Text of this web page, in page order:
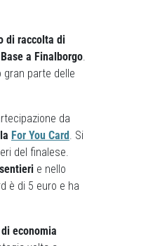
di raccolta di
a Finalborgo
gran parte delle
da
For You Card . Si
del finalese.
e nello
è di 5 euro e ha
economia